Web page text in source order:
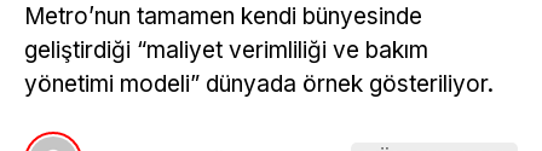
Metro’nun tamamen kendi bünyesinde
geliştirdiği “maliyet verimliliği ve bakım
yönetimi modeli” dünyada örnek gösteriliyor.